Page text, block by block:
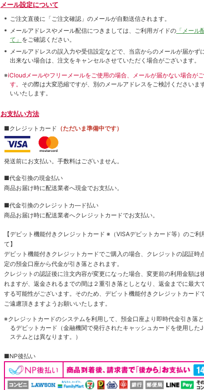
メール設定について
ご注文直後に「ご注文確認」のメールが自動送信されます。
メールアドレスやメール配信につきましては、ご利用ガイドの「メール
て」 をご確認ください。
メールアドレスの誤入力や受信設定などで、当店からのメールが届かず
出来ない場合は、注文をキャンセルさせていただく場合がございます。
※iCloudメールやフリーメールをご使用の場合、メールが届かない場合がご
す。 その際は大変恐縮ですが、別のメールアドレスをご検討くださいま
いいたします。
お支払い方法
■クレジットカード （ただいま準備中です）
発送前にお支払い。手数料はございません。
■代金引換の現金払い
商品お届け時に配送業者へ現金でお支払い。
■代金引換のクレジットカ―ド払い
商品お届け時に配送業者へクレジットカードでお支払い。
【デビット機能付きクレジットカード ※（VISAデビットカード等） のご利
て】
デビット機能付きクレジットカードでご購入の場合、クレジットの認証時
定の預金口座から代金が引き落とされます。
クレジットの認証後に注文内容が変更になった場合、変更前の利用金額は
れますが、返金されるまでの間は２重引き落としとなり、返金までに最大
する可能性がございます。そのため、デビット機能付きクレジットカード
ご遠慮頂きますようお願いいたします。
※クレジットカードのシステムを利用して、預金口座より即時代金引き落
るデビットカード（金融機関で発行されたキャッシュカードを使用した
ステムとは異なります。）
■NP後払い